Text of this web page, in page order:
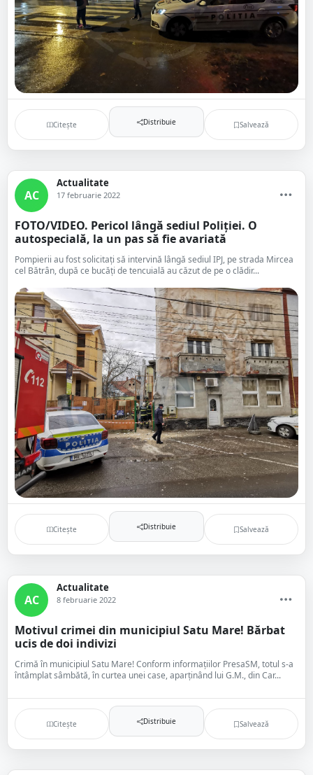
Citește Distribuie Salvează
AC
Actualitate
17 februarie 2022
FOTO/VIDEO. Pericol lângă sediul Poliției. O
autospecială, la un pas să fie avariată
Pompierii au fost solicitați să intervină lângă sediul IPJ, pe strada Mircea
cel Bătrân, după ce bucăți de tencuială au căzut de pe o clădir...
Citește Distribuie Salvează
AC
Actualitate
8 februarie 2022
Motivul crimei din municipiul Satu Mare! Bărbat
ucis de doi indivizi
Crimă în municipiul Satu Mare! Conform informațiilor PresaSM, totul s-a
întâmplat sâmbătă, în curtea unei case, aparținând lui G.M., din Car...
Citește Distribuie Salvează